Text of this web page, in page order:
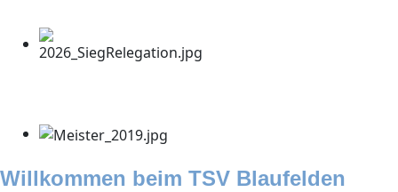
Willkommen beim TSV Blaufelden